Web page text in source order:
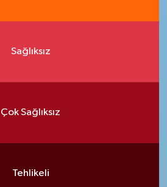
Sağlıksız
Çok Sağlıksız
Tehlikeli